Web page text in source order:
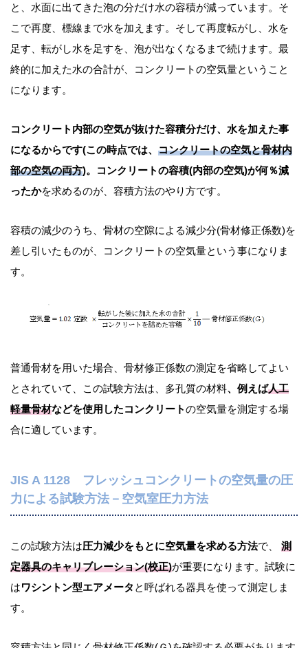
と、水面に出てきた泡の分だけ水の容積が減っています。そ
こで再度、標線まで水を加えます。そして再度転がし、水を
足す、転がし水を足すを、泡が出なくなるまで続けます。最
終的に加えた水の合計が、コンクリートの空気量ということ
になります。
コンクリート内部の空気が抜けた容積分だけ、水を加えた事
になるからです(この時点では、 コンクリートの空気と骨材内
部の空気の両方)。コンクリートの容積(内部の空気)が何％減
ったかを求めるのが、容積方法のやり方です。
容積の減少のうち、骨材の空隙による減少分(骨材修正係数)を
差し引いたものが、コンクリートの空気量という事になりま
す。
普通骨材を用いた場合、骨材修正係数の測定を省略してよい
とされていて、この試験方法は、多孔質の材料、例えば人工
軽量骨材などを使用したコンクリートの空気量を測定する場
合に適しています。
JIS A 1128 フレッシュコンクリートの空気量の圧
力による試験方法－空気室圧力方法
この試験方法は圧力減少をもとに空気量を求める方法で、 測
定器具のキャリブレーション(校正)が重要になります。試験に
はワシントン型エアメータ と呼ばれる器具を使って測定しま
す。